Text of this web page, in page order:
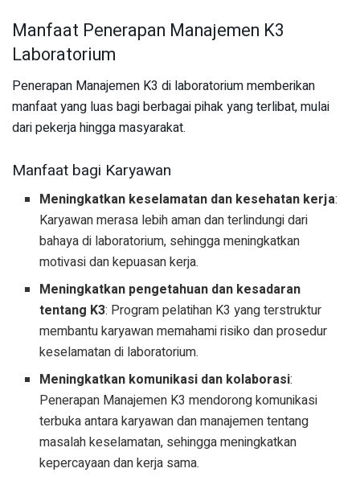
Manfaat Penerapan Manajemen K3
Laboratorium
Penerapan Manajemen K3 di laboratorium memberikan
manfaat yang luas bagi berbagai pihak yang terlibat, mulai
dari pekerja hingga masyarakat.
Manfaat bagi Karyawan
Meningkatkan keselamatan dan kesehatan kerja:
Karyawan merasa lebih aman dan terlindungi dari
bahaya di laboratorium, sehingga meningkatkan
motivasi dan kepuasan kerja.
Meningkatkan pengetahuan dan kesadaran
tentang K3: Program pelatihan K3 yang terstruktur
membantu karyawan memahami risiko dan prosedur
keselamatan di laboratorium.
Meningkatkan komunikasi dan kolaborasi:
Penerapan Manajemen K3 mendorong komunikasi
terbuka antara karyawan dan manajemen tentang
masalah keselamatan, sehingga meningkatkan
kepercayaan dan kerja sama.